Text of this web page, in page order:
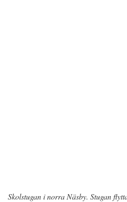
Skolstugan i norra Näsby. Stugan